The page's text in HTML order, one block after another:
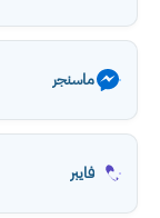
ماسنجر
فايبر